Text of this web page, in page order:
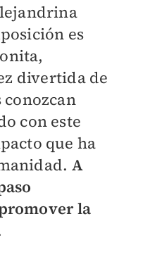
es
divertida de
conozcan
con este
que ha
A
la